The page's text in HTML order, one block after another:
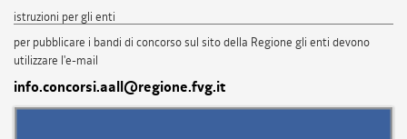
istruzioni per gli enti
per pubblicare i bandi di concorso sul sito della Regione gli enti devono
utilizzare l'e-mail
info.concorsi.aall@regione.fvg.it